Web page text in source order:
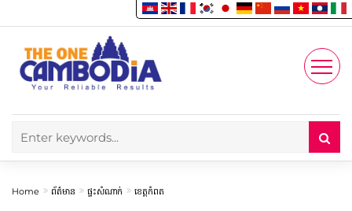
Account
Enjoy
Home ព័ត៌មាន ផ្ទះសំណាក់ ខេត្តកំពត